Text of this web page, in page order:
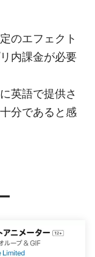
のエフェクト
内課金が必要
英語で提供さ
分であると感